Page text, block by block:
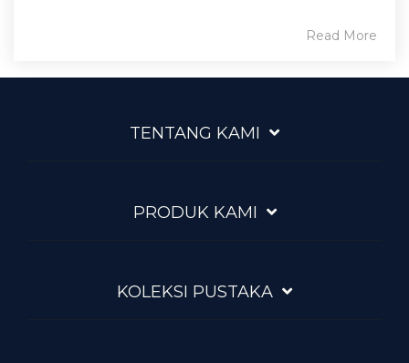
Read More
TENTANG KAMI
PRODUK KAMI
KOLEKSI PUSTAKA